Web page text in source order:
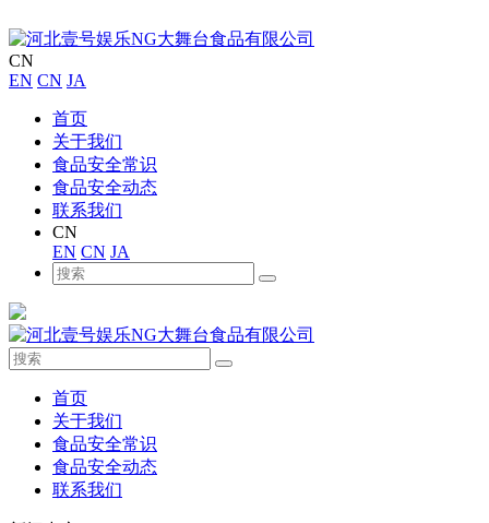
CN
EN CN JA
首页
关于我们
食品安全常识
食品安全动态
联系我们
CN
EN CN JA
首页
关于我们
食品安全常识
食品安全动态
联系我们